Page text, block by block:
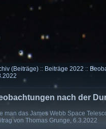
(Beiträge) :: Beiträge 2022 ::
nach der
man das James Webb Space
von Thomas Grunge, 6.3.2022